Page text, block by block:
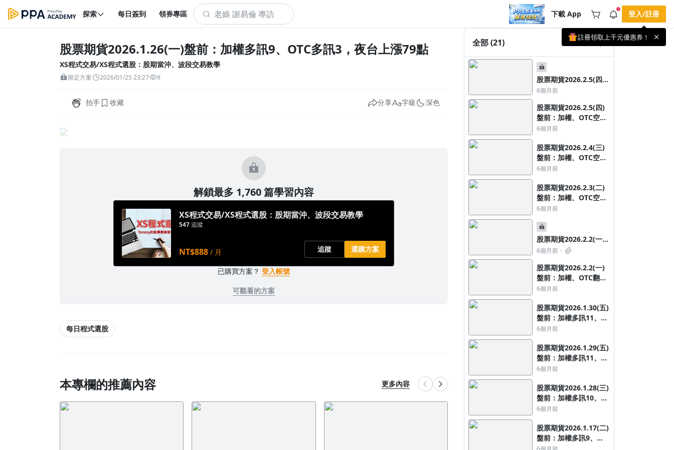
探索 每日簽到 領券專區 下載 App
下載 APP 領取獎勵，隨時吸收新知識
🌞 PPA 避暑津貼．冷氣房升級｜
期間快閃活動
🥵 酷暑限時快閃｜單筆滿 NT$2,500 現
折 NT$300、再贈最高 2% 點數回饋！
🚀 酷暑來襲．偷偷在冷氣房升級 📈
⭐️ 【冷氣房進修 限時開跑】◾單筆滿
NT$2,500 現折 NT$300◾活動期間：即
日起 - 8/13（只有一週）-📣 酷暑季好康
\ 再加碼 /→ 點數回饋無上限🔥購買任一
課程 or 訂閱✅ 消費即享回饋 1% 點數
✅ 滿 $5,000 回饋 2% 點數🎁 此為 PPA
官方帳號 Line@ 專屬活動，加入好友👉
享有「渠道專屬活動」及「個人化推
查看全部
登入/註冊
註冊領取上千元優惠券！
股票期貨2026.1.26(一)盤前：加權多訊9、OTC多訊3，夜台上漲79點
XS程式交易/XS程式選股：股期當沖、波段交易教學
限定方案 2026/01/25 23:27 9
拍手 收藏 分享 字級 深色
解鎖最多 1,760 篇學習內容
XS程式交易/XS程式選股：股期當沖、波段交易教學
547追蹤
NT$888 / 月 追蹤 選購方案
已購買方案？ 登入帳號
可觀看的方案
每日程式選股
本專欄的推薦內容 更多內容
全部(21)
股票期貨2026.2.5(四)
盤後：加權、OTC空訊
30檔
6個月前
股票期貨2026.2.5(四)
盤前：加權、OTC空訊
1，夜台下跌513點
6個月前
股票期貨2026.2.4(三)
盤前：加權、OTC空訊
1，夜台下跌179點
6個月前
股票期貨2026.2.3(二)
盤前：加權、OTC空訊
1，夜台強彈625點
6個月前
股票期貨2026.2.2(一)
自選股更新
6個月前
股票期貨2026.2.2(一)
盤前：加權、OTC翻空
訊1，夜台下跌363點
6個月前
股票期貨2026.1.30(五)
盤前：加權多訊11、
OTC翻空訊1，夜台下
6個月前
股票期貨2026.1.29(五)
盤前：加權多訊11、
OTC多訊5，夜台上漲
6個月前
股票期貨2026.1.28(三)
盤前：加權多訊10、
OTC多訊4，夜台上漲
6個月前
股票期貨2026.1.17(二)
盤前：加權多訊9、
OTC多訊3，夜台上漲